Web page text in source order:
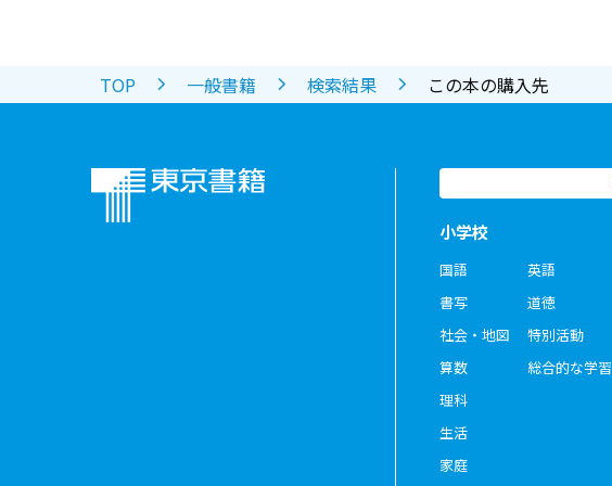
TOP 一般書籍 検索結果 この本の購入先
小学校
国語
書写
社会・地図
算数
理科
生活
家庭
英語
道徳
特別活動
総合的な学習